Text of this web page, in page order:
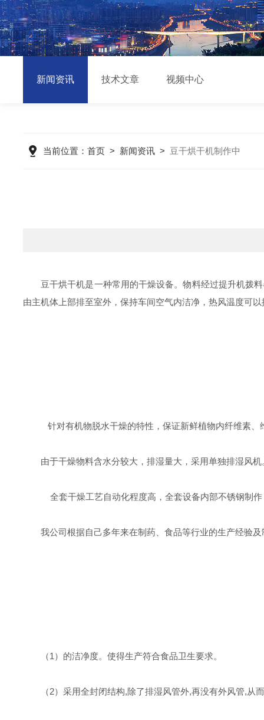
新闻资讯 技术文章 视频中心
当前位置： 首页 > 新闻资讯 > 豆干烘干机制作中
豆干烘干机是一种常用的干燥设备。物料经过提升机拨
由主机体上部排至室外，保持车间空气内洁净，热风温度可以
针对有机物脱水干燥的特性，保证新鲜植物内纤维素
由于干燥物料含水分较大，排湿量大，采用单独排湿风
全套干燥工艺自动化程度高，全套设备内部不锈钢制
我公司根据自己多年来在制药、食品等行业的生产经验
（1） 的洁净度。使得生产符合食品卫生要求。
（2） 采用全封闭结构,除了排湿风管外,再没有外风管,从